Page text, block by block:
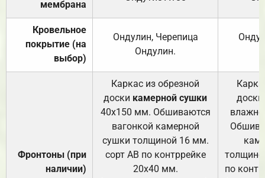
мембрана
Кровельное
покрытие (на
выбор)
Ондулин, Черепица
Ондулин.
Фронтоны (при
наличии)
Каркас из обрезной
доски камерной сушки
40х150 мм. Обшиваются
вагонкой камерной
сушки толщиной 16 мм.
сорт АВ по контррейке
20х40 мм.
доски
по